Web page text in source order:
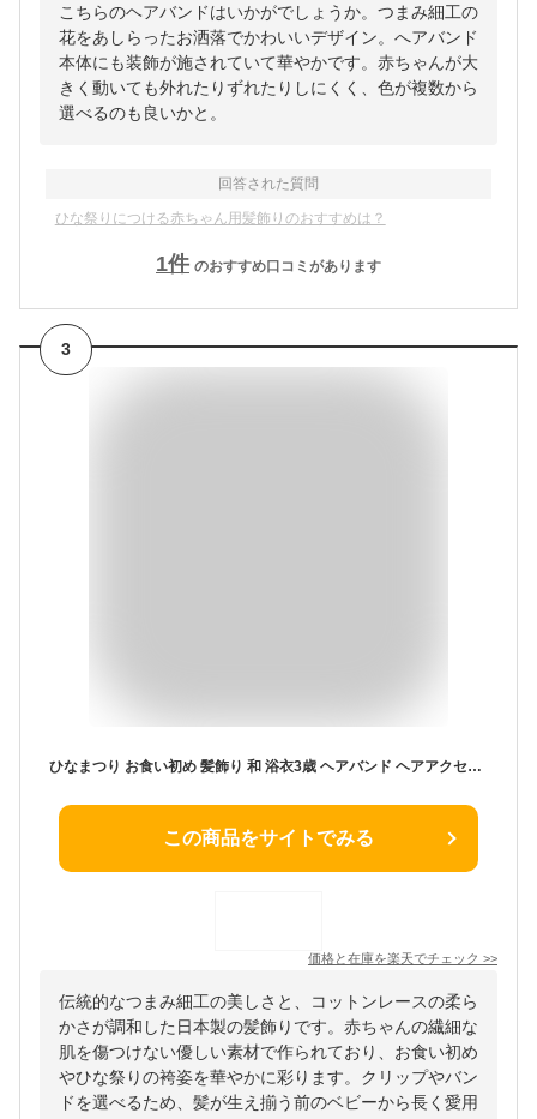
こちらのヘアバンドはいかがでしょうか。つまみ細工の
花をあしらったお洒落でかわいいデザイン。へアバンド
本体にも装飾が施されていて華やかです。赤ちゃんが大
きく動いても外れたりずれたりしにくく、色が複数から
選べるのも良いかと。
回答された質問
ひな祭りにつける赤ちゃん用髪飾りのおすすめは？
1件 のおすすめ口コミがあります
3
ひなまつり お食い初め 髪飾り 和 浴衣3歳 ヘアバンド ヘアアクセサリー 袴 子供 【組紐りぼん・さくら・コットンレースのちりめんりぼん】 着物 ひなまつり 三歳 七歳 日本製 ヘアクリップ 赤ちゃん お食い初め ピンク 女の子 ベビー キッズ 小学生 ハーフアップ 花 753
この商品をサイトでみる
価格と在庫を楽天でチェック >>
伝統的なつまみ細工の美しさと、コットンレースの柔ら
かさが調和した日本製の髪飾りです。赤ちゃんの繊細な
肌を傷つけない優しい素材で作られており、お食い初め
やひな祭りの袴姿を華やかに彩ります。クリップやバン
ドを選べるため、髪が生え揃う前のベビーから長く愛用